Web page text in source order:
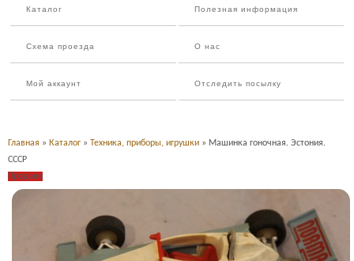
Каталог Полезная информация
Схема проезда О нас
Мой аккаунт Отследить посылку
Главная » Каталог » Техника, приборы, игрушки » Машинка гоночная. Эстония.
СССР
Продано